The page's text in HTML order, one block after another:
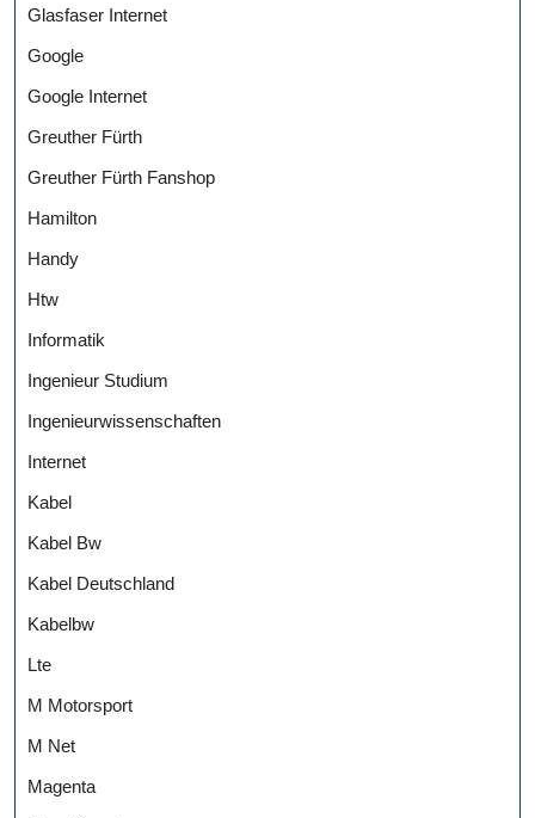
Glasfaser Internet
Google
Google Internet
Greuther Fürth
Greuther Fürth Fanshop
Hamilton
Handy
Htw
Informatik
Ingenieur Studium
Ingenieurwissenschaften
Internet
Kabel
Kabel Bw
Kabel Deutschland
Kabelbw
Lte
M Motorsport
M Net
Magenta